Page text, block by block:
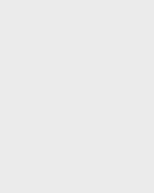
вы
достое